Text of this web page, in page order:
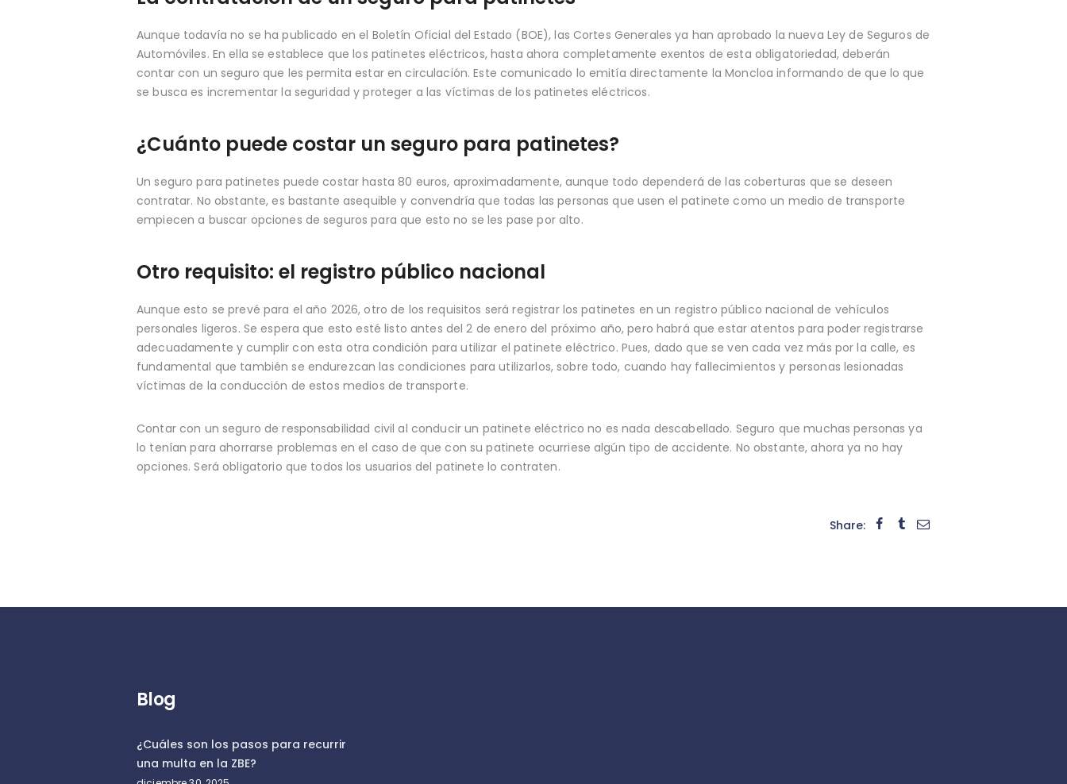
Aunque todavía no se ha publicado en el Boletín Oficial del Estado (BOE), las Cortes Generales ya han aprobado la nueva Ley de Seguros de
Automóviles. En ella se establece que los patinetes eléctricos, hasta ahora completamente exentos de esta obligatoriedad, deberán
contar con un seguro que les permita estar en circulación. Este comunicado lo emitía directamente la Moncloa informando de que lo que
se busca es incrementar la seguridad y proteger a las víctimas de los patinetes eléctricos.
¿Cuánto puede costar un seguro para patinetes?
Un seguro para patinetes puede costar hasta 80 euros, aproximadamente, aunque todo dependerá de las coberturas que se deseen
contratar. No obstante, es bastante asequible y convendría que todas las personas que usen el patinete como un medio de transporte
empiecen a buscar opciones de seguros para que esto no se les pase por alto.
Otro requisito: el registro público nacional
Aunque esto se prevé para el año 2026, otro de los requisitos será registrar los patinetes en un registro público nacional de vehículos
personales ligeros. Se espera que esto esté listo antes del 2 de enero del próximo año, pero habrá que estar atentos para poder registrarse
adecuadamente y cumplir con esta otra condición para utilizar el patinete eléctrico. Pues, dado que se ven cada vez más por la calle, es
fundamental que también se endurezcan las condiciones para utilizarlos, sobre todo, cuando hay fallecimientos y personas lesionadas
víctimas de la conducción de estos medios de transporte.
Contar con un seguro de responsabilidad civil al conducir un patinete eléctrico no es nada descabellado. Seguro que muchas personas ya
lo tenían para ahorrarse problemas en el caso de que con su patinete ocurriese algún tipo de accidente. No obstante, ahora ya no hay
opciones. Será obligatorio que todos los usuarios del patinete lo contraten.
Share:
Blog
¿Cuáles son los pasos para recurrir
una multa en la ZBE?